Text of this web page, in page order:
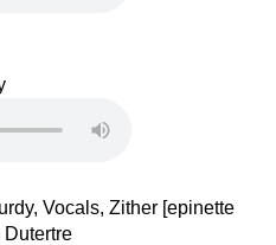
Vocals, Zither [epinette
Dutertre